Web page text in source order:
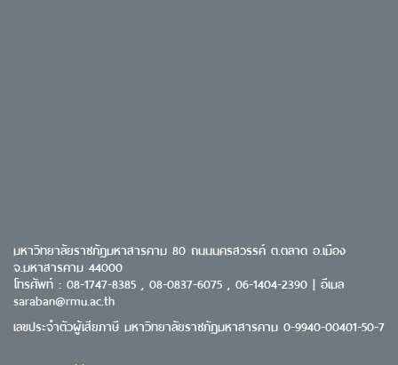
มหาวิทยาลัยราชภัฏมหาสารคาม 80 ถนนนครสวรรค์ ต.ตลาด อ.เมือง
จ.มหาสารคาม 44000
โทรศัพท์ : 08-1747-8385 , 08-0837-6075 , 06-1404-2390 | อีเมล
saraban@rmu.ac.th
เลขประจำตัวผู้เสียภาษี มหาวิทยาลัยราชภัฏมหาสารคาม 0-9940-00401-50-7